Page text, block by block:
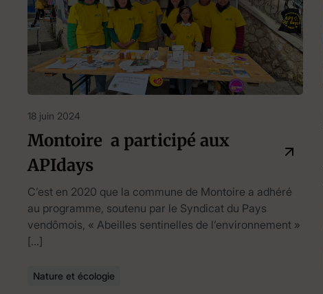
18 juin 2024
Montoire a participé aux
APIdays
C’est en 2020 que la commune de Montoire a adhéré
au programme, soutenu par le Syndicat du Pays
vendômois, « Abeilles sentinelles de l’environnement »
[…]
Nature et écologie